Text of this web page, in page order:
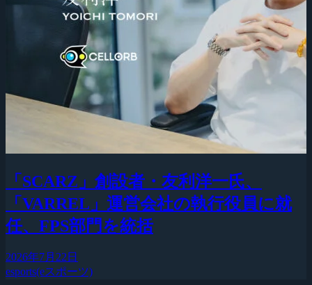
「SCARZ」創設者・友利洋一氏、
「VARREL」運営会社の執行役員に就
任、FPS部門を統括
2026年7月22日
esports(eスポーツ)